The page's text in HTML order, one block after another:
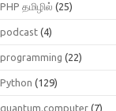
PHP தமிழில் (25)
podcast (4)
programming (22)
Python (129)
quantum.computer (7)